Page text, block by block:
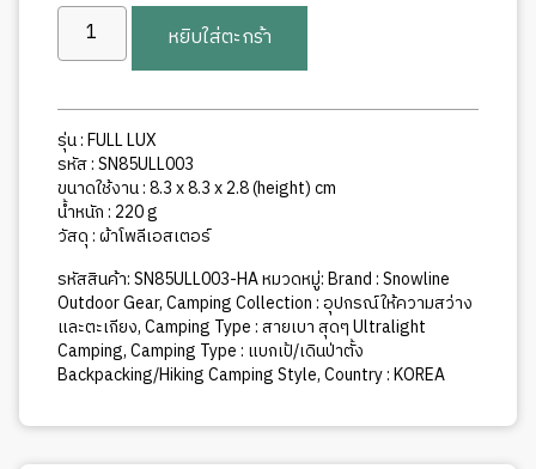
จำนวน
FULL
ชิ้น
หยิบใส่ตะกร้า
รุ่น : FULL LUX
รหัส : SN85ULL003
ขนาดใช้งาน : 8.3 x 8.3 x 2.8 (height) cm
น้ำหนัก : 220 g
วัสดุ : ผ้าโพลีเอสเตอร์
รหัสสินค้า:SN85ULL003-HAหมวดหมู่:Brand : Snowline
Outdoor Gear,Camping Collection : อุปกรณ์ให้ความสว่าง
และตะเกียง,Camping Type : สายเบา สุดๆ Ultralight
Camping,Camping Type : แบกเป้/เดินป่าตั้ง
Backpacking/Hiking Camping Style,Country : KOREA